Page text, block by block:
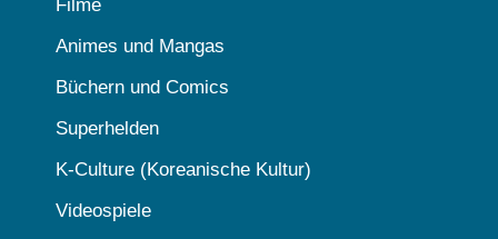
Filme
Animes und Mangas
Büchern und Comics
Superhelden
K-Culture (Koreanische Kultur)
Videospiele